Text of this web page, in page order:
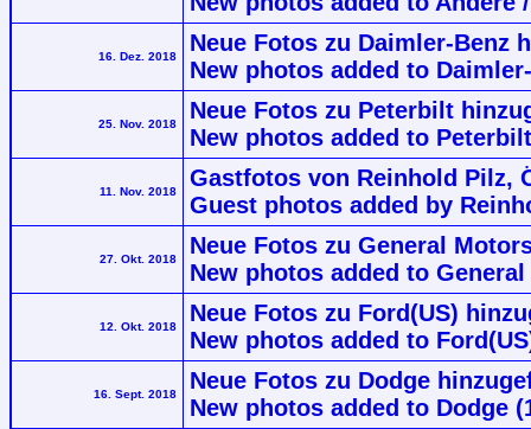
16. Dez. 2018
Neue Fotos zu Daimler-Benz
New photos added to
25. Nov. 2018
Neue Fotos zu Peterbilt
New photos added to
11. Nov. 2018
Gastfotos von Reinhold Pilz,
Guest photos added by
27. Okt. 2018
Neue Fotos zu General
New photos added to
12. Okt. 2018
Neue Fotos zu Ford(US)
New photos added to
16. Sept. 2018
Neue Fotos zu Dodge
New photos added to Dodge